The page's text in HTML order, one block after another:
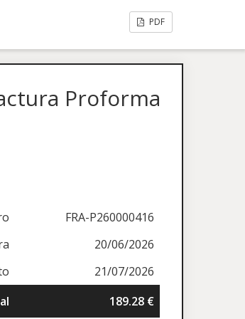
PDF
Proforma
FRA-P260000416
20/06/2026
21/07/2026
189.28 €